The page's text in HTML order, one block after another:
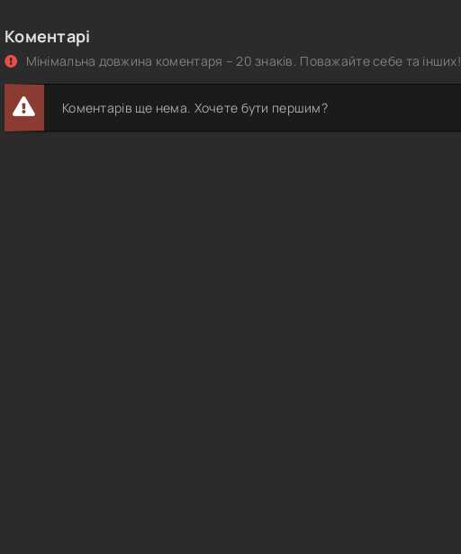
Коментарі
Мінімальна довжина коментаря – 20 знаків. Поважайте себе та інших!
Коментарів ще нема. Хочете бути першим?